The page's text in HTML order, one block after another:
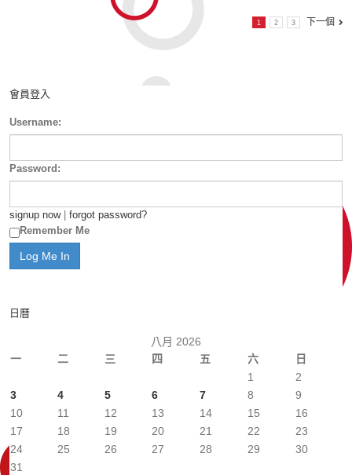
1 2 3 下一個
會員登入
Username:
Password:
signup now| forgot password?
Remember Me
日曆
八月 2026
一
二 三 四 五 六 日
1
2
3
4 5 6 7 8
9
10
11 12 13 14 15
16
17
18 19 20 21 22
23
24
25 26 27 28 29
30
31